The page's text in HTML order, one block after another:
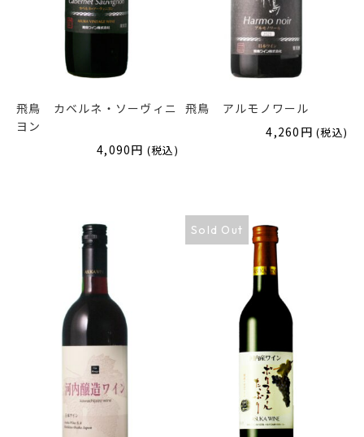
飛鳥 カベルネ・ソーヴィニ
ヨン
4,090円 (税込)
飛鳥 アルモノワール
4,260 円 (税込)
Sold Out